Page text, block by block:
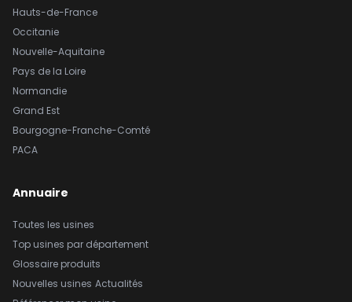
Hauts-de-France
Occitanie
Nouvelle-Aquitaine
Pays de la Loire
Normandie
Grand Est
Bourgogne-Franche-Comté
PACA
Annuaire
Toutes les usines
Top usines par département
Glossaire produits
Nouvelles usines Actualités